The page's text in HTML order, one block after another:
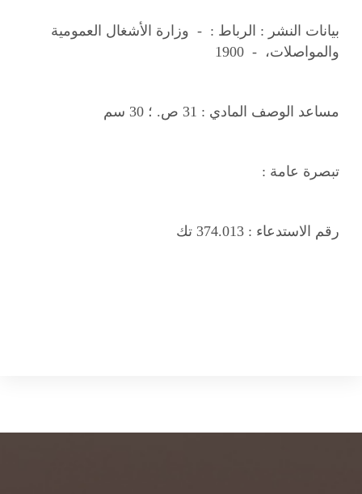
بيانات النشر : الرباط : - وزارة الأشغال العمومية
والمواصلات، - 1900
مساعد الوصف المادي : 31 ص. ؛ 30 سم
تبصرة عامة :
رقم الاستدعاء :374.013 تك